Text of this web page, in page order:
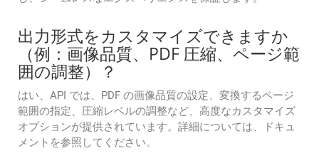
出力形式をカスタマイズできますか
（例：画像品質、PDF 圧縮、ページ範
囲の調整）？
はい、API では、PDF の画像品質の設定、変換するページ
範囲の指定、圧縮レベルの調整など、高度なカスタマイズ
オプションが提供されています。詳細については、ドキュ
メントを参照してください。